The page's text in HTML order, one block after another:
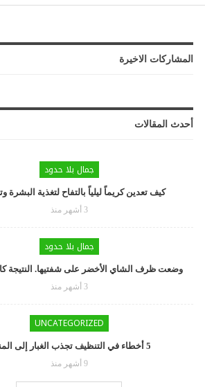
المشاركات الاخيرة
أحدث المقالات
جمال بلا حدود
كيف تعدين كريماً ليلياً بالتفاح لتغذية البشرة
3 أشهر منذ
جمال بلا حدود
وضعت ظرف الشاي الأخضر على شفتيها. النتيجة
3 أشهر منذ
UNCATEGORIZED
5 أخطاء في التنظيف تجذب الغبار إلى المنزل
9 أشهر منذ